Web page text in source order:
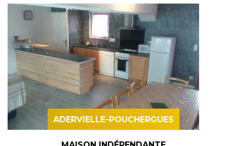
ADERVIELLE-POUCHERGUES